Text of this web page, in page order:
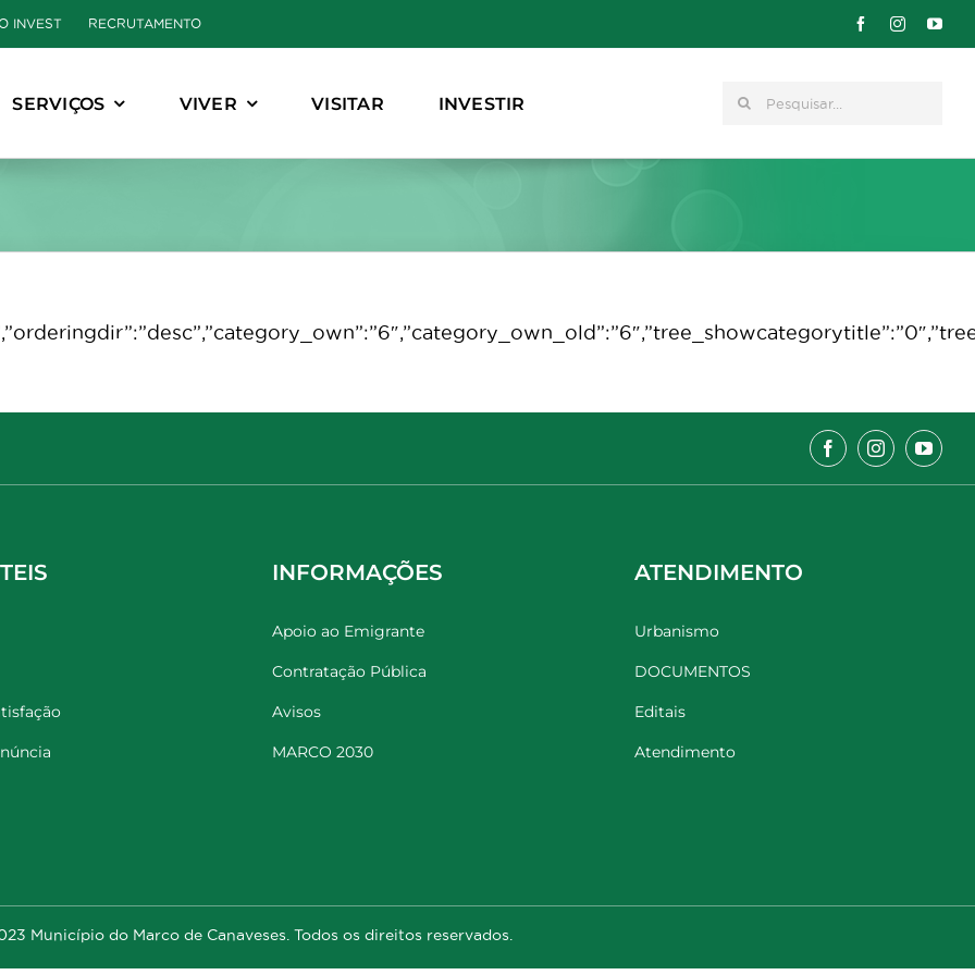
INVEST RECRUTAMENTO
SERVIÇOS VIVER VISITAR INVESTIR Pesquisar
INFORMAÇÕES
Apoio ao Emigrante
Contratação Pública
Avisos
MARCO 2030
ATENDIMENTO
Urbanismo
DOCUMENTOS
Editais
Atendimento
Município do Marco de Canaveses. Todos os direitos reservados.